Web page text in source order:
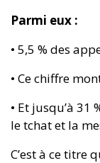
Parmi eux :
• 5,5 % des
• Ce chiffre
• Et jusqu’à 31
le tchat et la
C’est à ce titre